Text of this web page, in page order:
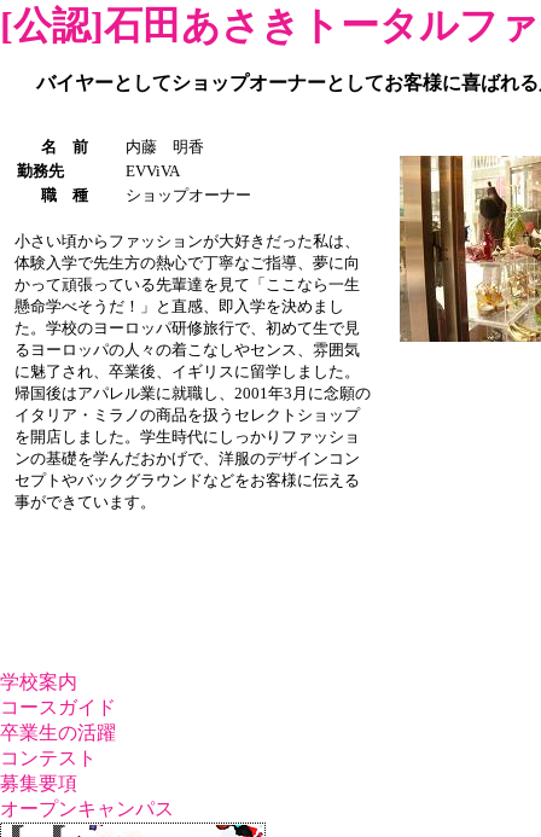
[公認]石田あさきトータルフ
バイヤーとしてショップオーナーとしてお客様に喜ばれ
名 前
内藤 明香
勤務先
EVViVA
職 種
ショップオーナー
小さい頃からファッションが大好きだった私は、
体験入学で先生方の熱心で丁寧なご指導、夢に向
かって頑張っている先輩達を見て「ここなら一生
懸命学べそうだ！」と直感、即入学を決めまし
た。学校のヨーロッパ研修旅行で、初めて生で見
るヨーロッパの人々の着こなしやセンス、雰囲気
に魅了され、卒業後、イギリスに留学しました。
帰国後はアパレル業に就職し、2001年3月に念願の
イタリア・ミラノの商品を扱うセレクトショップ
を開店しました。学生時代にしっかりファッショ
ンの基礎を学んだおかげで、洋服のデザインコン
セプトやバックグラウンドなどをお客様に伝える
事ができています。
学校案内
コースガイド
卒業生の活躍
コンテスト
募集要項
オープンキャンパス